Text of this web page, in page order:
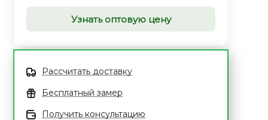
Узнать оптовую цену
Рассчитать доставку
Бесплатный замер
Получить консультацию